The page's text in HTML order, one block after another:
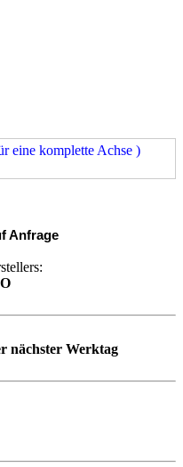
eine komplette Achse )
Anfrage
nächster Werktag